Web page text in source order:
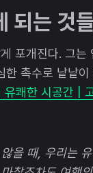
되는 것
포개진다. 그
한 촉수로 낱낱이
쾌한 시공간 |
을 때, 우리는